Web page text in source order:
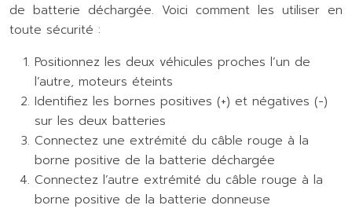
de batterie déchargée. Voici comment les utiliser en
toute sécurité :
Positionnez les deux véhicules proches l’un de
l’autre, moteurs éteints
Identifiez les bornes positives (+) et négatives (-)
sur les deux batteries
Connectez une extrémité du câble rouge à la
borne positive de la batterie déchargée
Connectez l’autre extrémité du câble rouge à la
borne positive de la batterie donneuse